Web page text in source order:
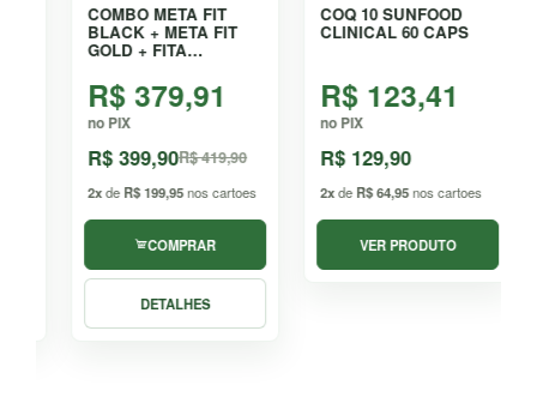
COMBO META FIT
BLACK + META FIT
GOLD + FITA
AUTOMÁTICA - KIT
R$ 379,91
no PIX
R$ 399,90R$ 419,90
deR$ 199,95nos cartoes
COMPRAR
DETALHES
COQ 10 SUNFOOD
CLINICAL 60 CAPS
R$ 123,41
no PIX
R$ 129,90
deR$ 64,95nos cartoes
VER PRODUTO